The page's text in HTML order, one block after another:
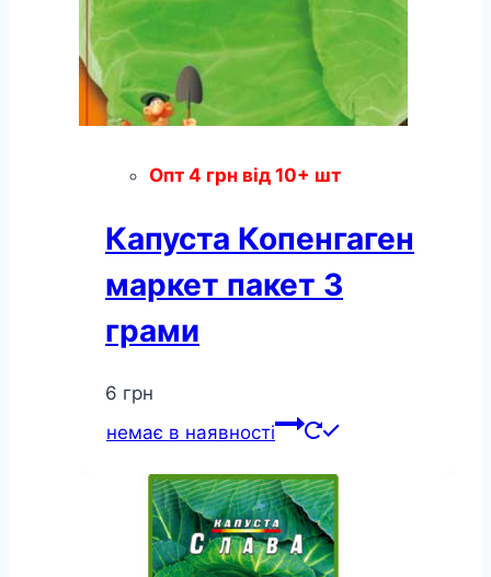
Опт 4 грн від 10+ шт
Капуста Копенгаген
маркет пакет 3
грами
6 грн
немає в наявності